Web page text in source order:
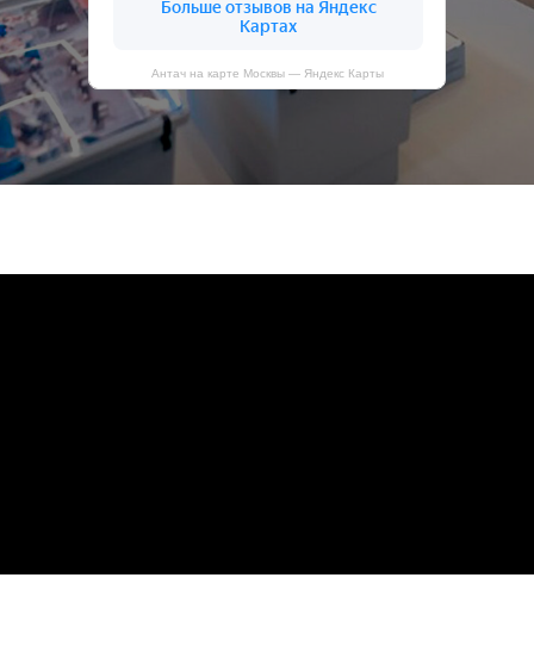
Антач на карте Москвы — Яндекс Карты